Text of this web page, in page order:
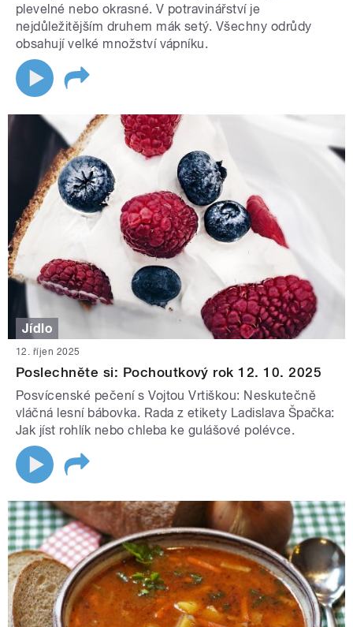
plevelné nebo okrasné. V potravinářství je
nejdůležitějším druhem mák setý. Všechny odrůdy
obsahují velké množství vápníku.
Jídlo
12. říjen 2025
Poslechněte si: Pochoutkový rok 12. 10. 2025
Posvícenské pečení s Vojtou Vrtiškou: Neskutečně
vláčná lesní bábovka. Rada z etikety Ladislava Špačka:
Jak jíst rohlík nebo chleba ke gulášové polévce.